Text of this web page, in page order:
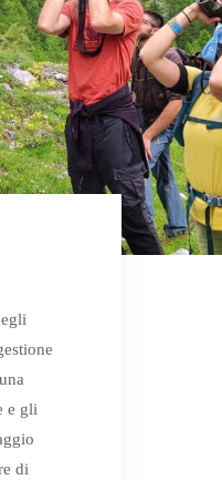
e gli
di